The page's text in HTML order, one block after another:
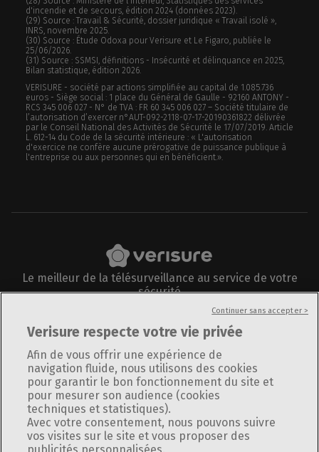
d'incendie et de secours, édition 2024 (données 2023).
(29) Source : Travail & Sécurité, dossier juridique « Travail isolé »,
INRS, novembre 2025.
(30) Source : Étude Odoxa pour Verisure et Le Figaro, publiée le
25/06/2026.
(31) Source : SSMSI, définitions - Insécurité et délinquance en 2025,
Bilan statistique, édition 2026.
VERISURE - société par actions simplifiée au capital de 1.085.736
euros - Siège social : 1 place du Général de Gaulle - 92160 ANTONY -
RCS 345 006 027 - N° de TVA : FR 60 345 006 027 – Société titulaire de
l’autorisation d’exercer n°AUT-092-2118-07-17-20190361822 délivrée
par le Conseil National des Activités de Sécurité le 17/07/2019. Article
L. 612-14 du Code de la sécurité intérieure : « L'autorisation
d'exercice ne confère aucune prérogative de puissance publique à
l'entreprise ou aux personnes qui en bénéficient.».
Le meilleur de la télésurveillance au service de votre
sécurité
Informations légales
Plan du site
Politique de confidentialité
Utilisation des cookies
Verisure respecte votre vie privée
Afin de vous offrir une expérience de
navigation fluide, nous utilisons des cookies
pour garantir le bon fonctionnement du site et
pour mesurer son audience (cookies
techniques et statistiques).
Avec votre consentement, nous pouvons suivre
vos visites sur le site et vous proposer des
Continuer sans accepter >